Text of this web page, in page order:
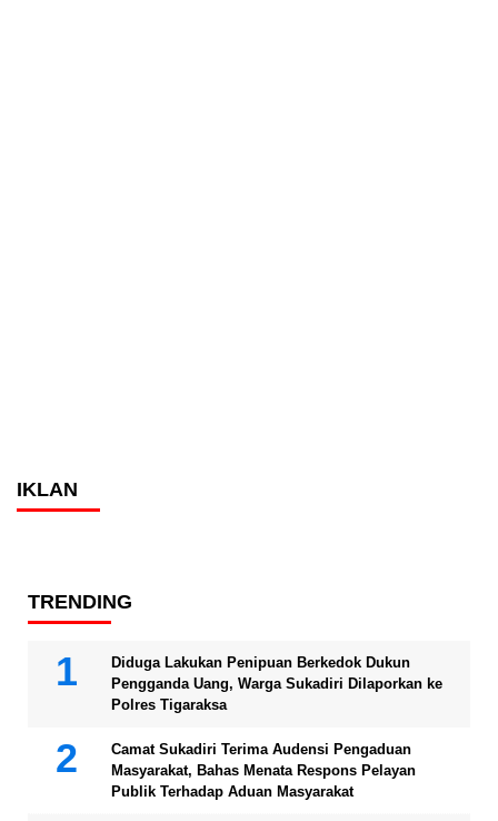
IKLAN
TRENDING
Diduga Lakukan Penipuan Berkedok Dukun
Pengganda Uang, Warga Sukadiri Dilaporkan ke
Polres Tigaraksa
Camat Sukadiri Terima Audensi Pengaduan
Masyarakat, Bahas Menata Respons Pelayan
Publik Terhadap Aduan Masyarakat